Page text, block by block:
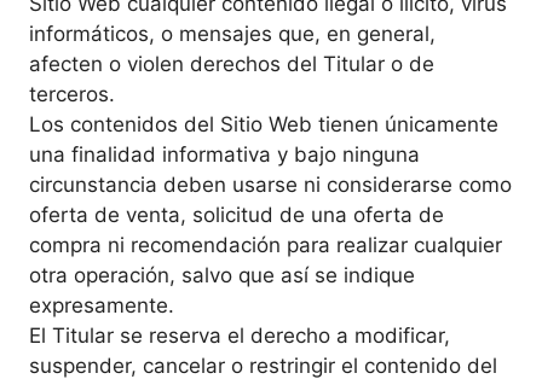
informáticos, o mensajes que, en general,
afecten o violen derechos del Titular o de
terceros.
Los contenidos del Sitio Web tienen únicamente
una finalidad informativa y bajo ninguna
circunstancia deben usarse ni considerarse como
oferta de venta, solicitud de una oferta de
compra ni recomendación para realizar cualquier
otra operación, salvo que así se indique
expresamente.
El Titular se reserva el derecho a modificar,
suspender, cancelar o restringir el contenido del